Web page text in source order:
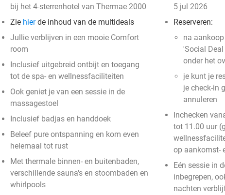
bij het 4-sterrenhotel van Thermae 2000
Zie hierde inhoud van de multideals
Jullie verblijven in een mooie Comfort
room
Inclusief uitgebreid ontbijt en toegang
tot de spa- en wellnessfaciliteiten
Ook geniet je van een sessie in de
massagestoel
Inclusief badjas en handdoek
Beleef pure ontspanning en kom even
helemaal tot rust
Met thermale binnen- en buitenbaden,
verschillende sauna's en stoombaden en
whirlpools
5 jul 2026
Reserveren:
na
'Social Deal
onder het
je kunt je
je check-in
annuleren
Inchecken
tot 11.00 uur
op aankomst-
Eén sessie in
inbegrepen,
nachten